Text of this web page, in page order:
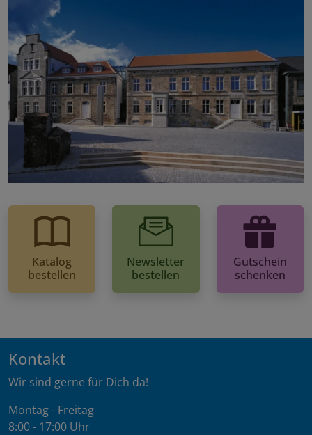
Katalog
bestellen
Newsletter
bestellen
Gutschein
schenken
Kontakt
Wir sind gerne für Dich da!
Montag - Freitag
8:00 - 17:00 Uhr